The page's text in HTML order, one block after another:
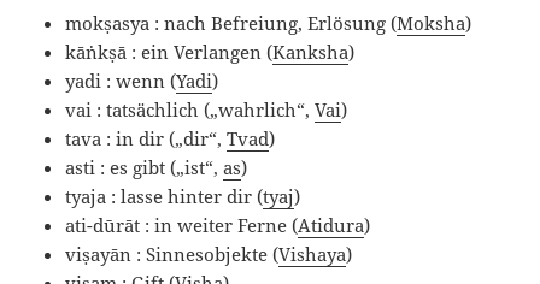
mokṣasya : nach Befreiung, Erlösung (Moksha)
kāṅkṣā : ein Verlangen (Kanksha)
yadi : wenn (Yadi)
vai : tatsächlich („wahrlich“,Vai)
tava : in dir („dir“,Tvad)
asti : es gibt („ist“,as)
tyaja : lasse hinter dir (tyaj)
ati-dūrāt : in weiter Ferne (Atidura)
viṣayān : Sinnesobjekte (Vishaya)